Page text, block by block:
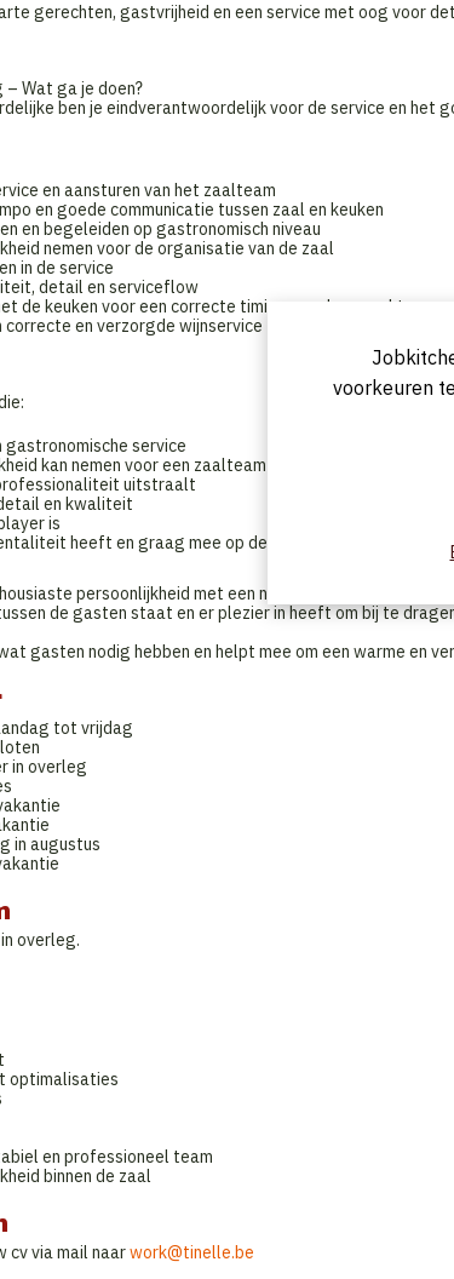
gerechten, gastvrijheid en een service met oog voor
– Wat ga je doen?
ben je eindverantwoordelijk voor de service en het
en aansturen van het zaalteam
en goede communicatie tussen zaal en keuken
en begeleiden op gastronomisch niveau
nemen voor de organisatie van de zaal
in de service
detail en serviceflow
de keuken voor een correcte timing van de gerechten
correcte en verzorgde wijnservice
service
kan nemen voor een zaalteam
uitstraalt
en kwaliteit
is
heeft en graag mee op de vloer staat
persoonlijkheid met een natuurlijke gastvrijheid.
de gasten staat en er plezier in heeft om bij te
gasten nodig hebben en helpt mee om een warme en
tot vrijdag
in overleg
in augustus
overleg.
optimalisaties
en professioneel team
binnen de zaal
cv via mail naarwork@tinelle.be
voorkeuren